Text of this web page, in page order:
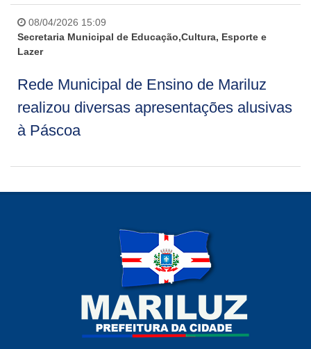
08/04/2026 15:09
Secretaria Municipal de Educação,Cultura, Esporte e
Lazer
Rede Municipal de Ensino de Mariluz
realizou diversas apresentações alusivas
à Páscoa